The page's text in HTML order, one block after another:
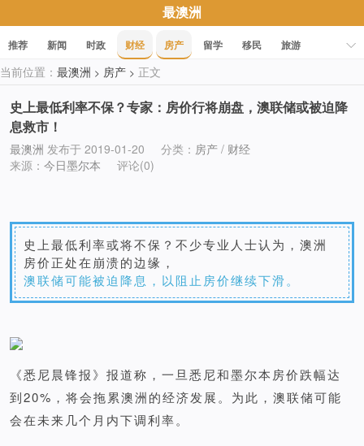
最澳洲
推荐 新闻 时政 财经 房产 留学 移民
旅游
科技
职场 美食 文化
当前位置： 最澳洲 > 房产 > 正文
史上最低利率不保？专家：房价行将崩盘，澳联储或被迫降
息救市！
最澳洲 发布于 2019-01-20 分类： 房产 / 财经
来源： 今日墨尔本 评论(0)
史上最低利率或将不保？不少专业人士认为，澳洲
房价正处在崩溃的边缘，
澳联储可能被迫降息，以阻止房价继续下滑。
《悉尼晨锋报》报道称，一旦悉尼和墨尔本房价跌幅达
到20%，将会拖累澳洲的经济发展。为此，澳联储可能
会在未来几个月内下调利率。